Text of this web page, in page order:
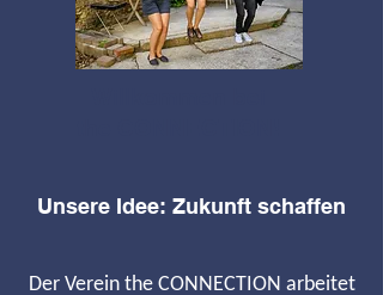
Unsere Idee: Zukunft schaffen
Der Verein the CONNECTION arbeitet